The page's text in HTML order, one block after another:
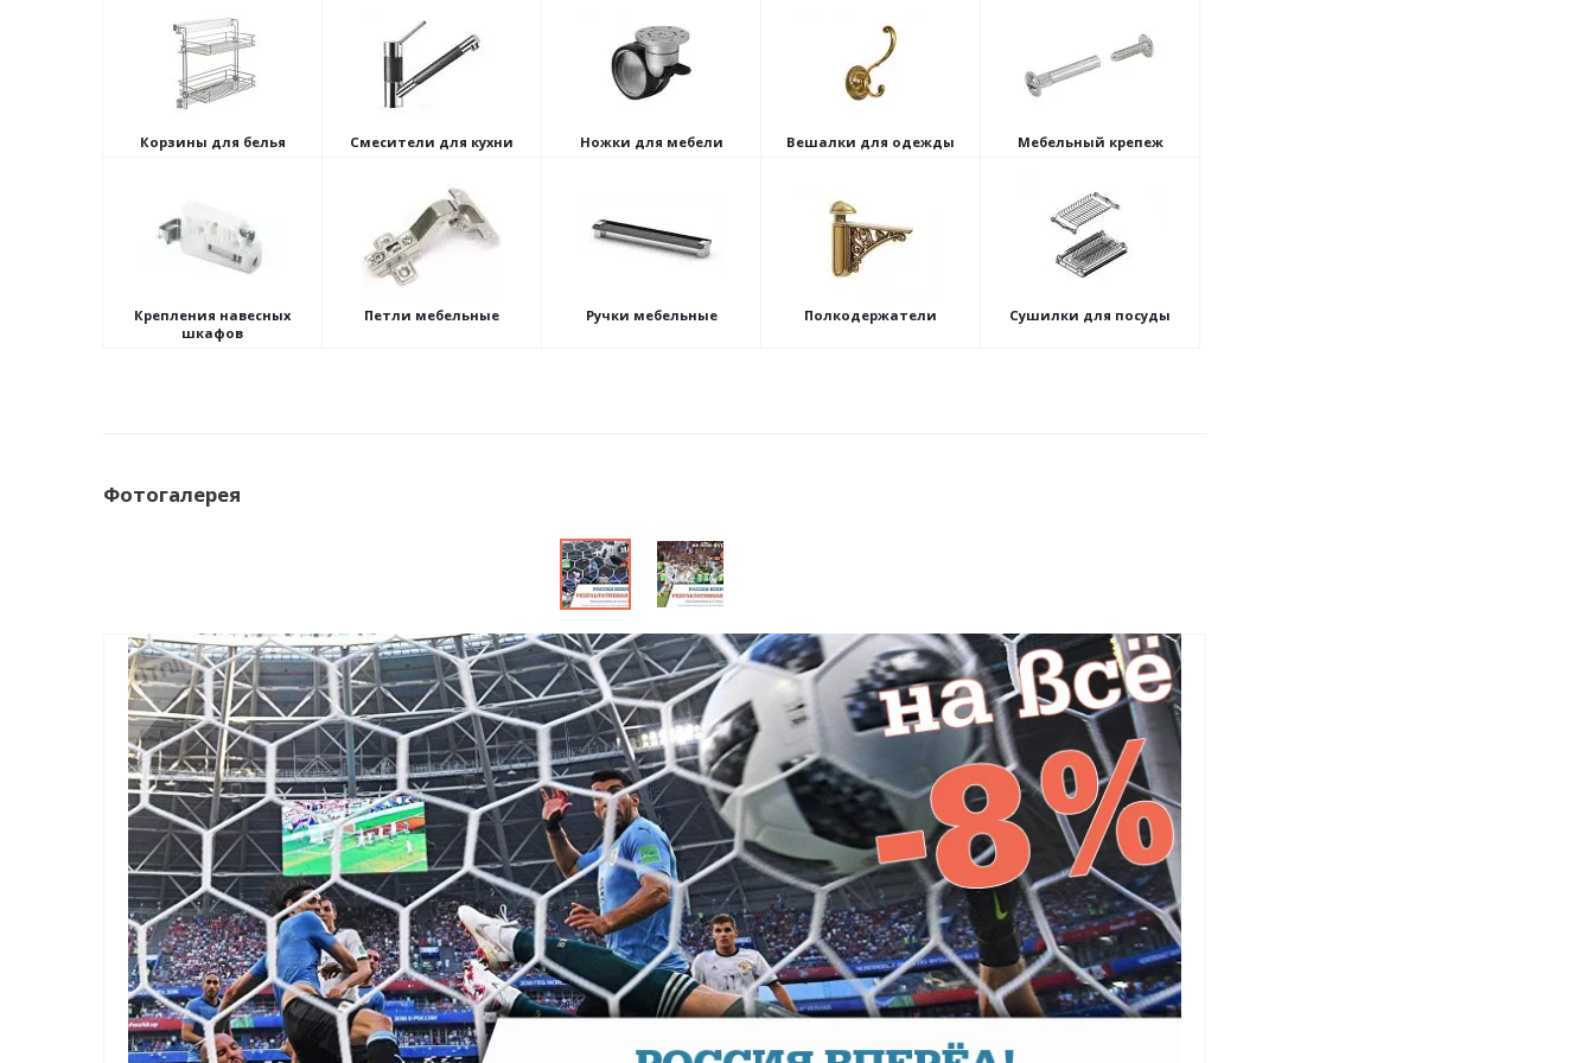
Корзины для белья Смесители для кухни Ножки для мебели Вешалки для одежды Мебельный крепеж
Крепления навесных
шкафов
Петли мебельные Ручки мебельные Полкодержатели Сушилки для посуды
Фотогалерея